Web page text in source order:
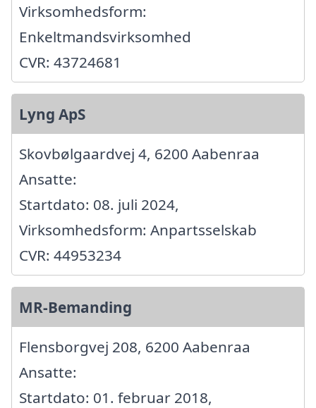
Virksomhedsform:
Enkeltmandsvirksomhed
CVR: 43724681
Lyng ApS
Skovbølgaardvej 4, 6200 Aabenraa
Ansatte:
Startdato: 08. juli 2024,
Virksomhedsform: Anpartsselskab
CVR: 44953234
MR-Bemanding
Flensborgvej 208, 6200 Aabenraa
Ansatte:
Startdato: 01. februar 2018,